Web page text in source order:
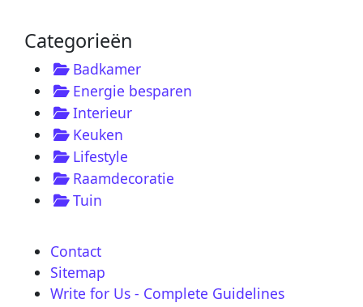
Categorieën
Badkamer
Energie besparen
Interieur
Keuken
Lifestyle
Raamdecoratie
Tuin
Contact
Sitemap
Write for Us - Complete Guidelines